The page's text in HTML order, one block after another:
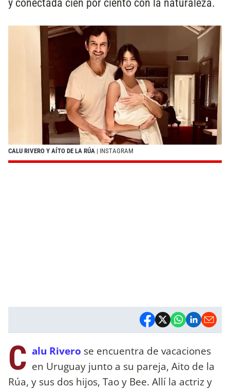
CALU RIVERO Y AÍTO DE LA RÚA | INSTAGRAM
C alu Rivero se encuentra de vacaciones
en Uruguay junto a su pareja, Aito de la
Rúa, y sus dos hijos, Tao y Bee. Allí la actriz y